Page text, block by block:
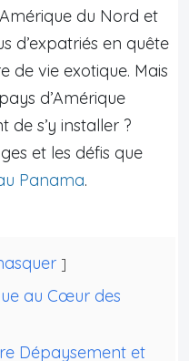
du Nord et
d’expatriés en quête
de vie exotique. Mais
d’Amérique
de s’y installer ?
et les défis que
Panama.
au Cœur des
Dépaysement et